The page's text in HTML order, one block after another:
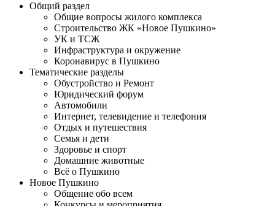
Общий раздел
Общие вопросы жилого комплекса
Строительство ЖК «Новое Пушкино»
УК и ТСЖ
Инфраструктура и окружение
Коронавирус в Пушкино
Тематические разделы
Обустройство и Ремонт
Юридический форум
Автомобили
Интернет, телевидение и телефония
Отдых и путешествия
Семья и дети
Здоровье и спорт
Домашние животные
Всё о Пушкино
Новое Пушкино
Общение обо всем